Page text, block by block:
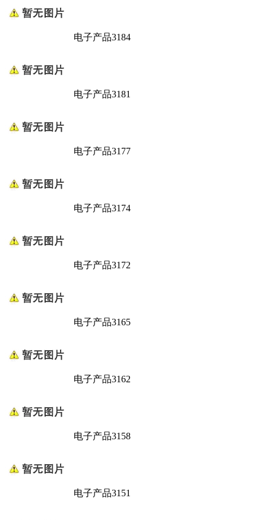
电子产品3184
电子产品3181
电子产品3177
电子产品3174
电子产品3172
电子产品3165
电子产品3162
电子产品3158
电子产品3151